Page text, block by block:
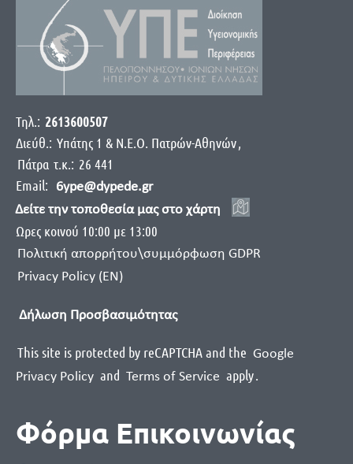
Τηλ.: 2613600507
Διεύθ.: Yπάτης 1 & Ν.Ε.Ο. Πατρών-Αθηνών,
Πάτρα τ.κ.: 26 441
Email:
6ype@dypede.gr
Δείτε την τοποθεσία μας στο χάρτη
Ωρες κοινού 10:00 με 13:00
Πολιτική απορρήτου\συμμόρφωση GDPR
Privacy Policy (EN)
Δήλωση Προσβασιμότητας
This site is protected by reCAPTCHA and the Google
Privacy Policy and Terms of Service apply.
Φόρμα Επικοινωνίας